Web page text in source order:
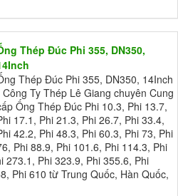
Thép Đúc Phi 355, DN350,
Thép Đúc Phi 355, DN350, 14Inch
Công Ty Thép Lê Giang chuyên Cung
Ống Thép Đúc Phi 10.3, Phi 13.7,
17.1, Phi 21.3, Phi 26.7, Phi 33.4,
42.2, Phi 48.3, Phi 60.3, Phi 73, Phi
Phi 88.9, Phi 101.6, Phi 114.3, Phi
273.1, Phi 323.9, Phi 355.6, Phi
Phi 610 từ Trung Quốc, Hàn Quốc,